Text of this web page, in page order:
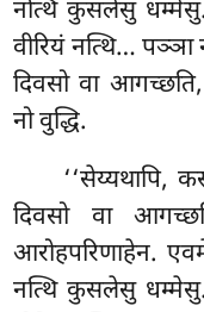
नत्थि कुसलेसु
वीरियं नत्थि…
दिवसो वा
नो वुद्धि.
‘‘सेय्यथापि,
दिवसो वा
आरोहपरिणाहेन.
नत्थि कुसलेसु